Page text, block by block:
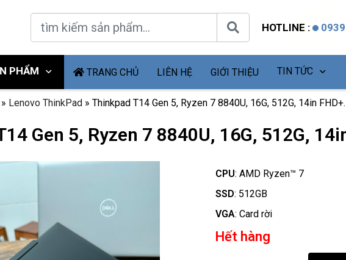
HOTLINE :
PHẨM TRANG CHỦ LIÊN HỆ GIỚI THIỆU TIN TỨC
» Lenovo ThinkPad » Thinkpad T14 Gen 5, Ryzen 7 8840U, 16G, 512G, 14in FHD+.
Gen 5, Ryzen 7 8840U, 16G, 512G,
CPU: AMD Ryzen™ 7
SSD: 512GB
VGA: Card rời
Hết hàng